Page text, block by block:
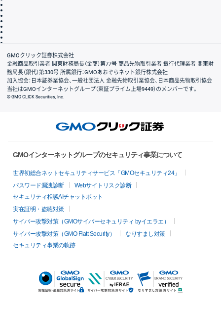
会社案内
GMOクリック証券株式会社
金融商品取引業者 関東財務局長（金商）第77号 商品先物取引業者 銀行代理業者 関東財
務局長（銀代）第330号 所属銀行：GMOあおぞらネット銀行株式会社
加入協会：日本証券業協会、一般社団法人 金融先物取引業協会、日本商品先物取引協会
当社はGMOインターネットグループ（東証プライム上場9449）のメンバーです。
© GMO CLICK Securities, Inc.
GMOインターネットグループのセキュリティ事業について
世界初総合ネットセキュリティサービス「GMOセキュリティ24」
パスワード漏洩診断
Webサイトリスク診断
セキュリティ相談AIチャットボット
実在証明・盗聴対策
サイバー攻撃対策（GMOサイバーセキュリティ byイエラエ）
サイバー攻撃対策（GMO Flatt Security）
なりすまし対策
セキュリティ事業の軌跡